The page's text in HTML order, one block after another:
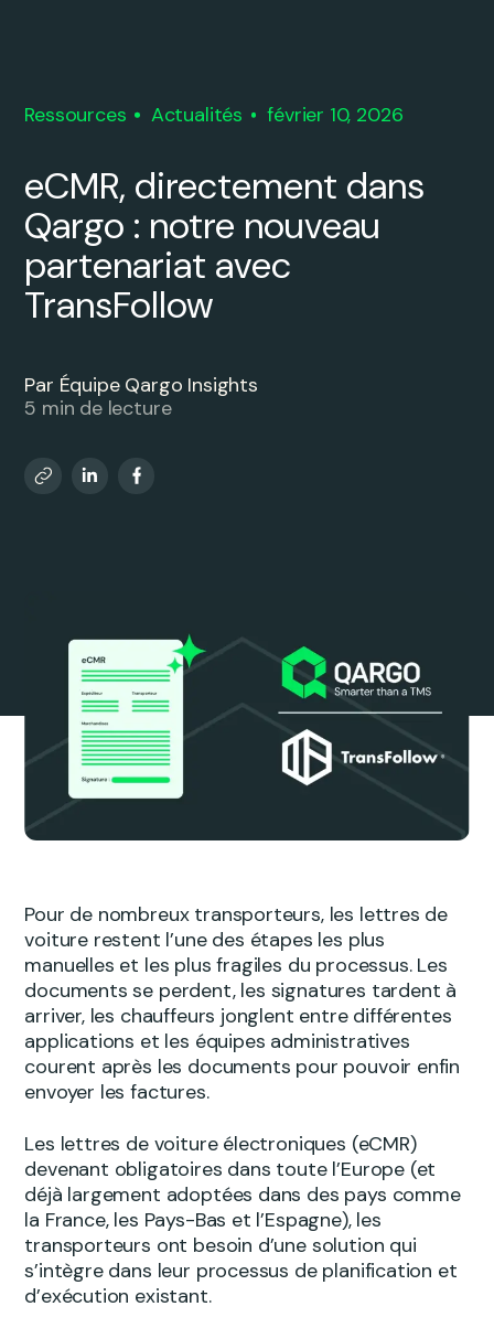
Ressources Actualités février 10, 2026
eCMR, directement dans
Qargo : notre nouveau
partenariat avec
TransFollow
Par Équipe Qargo Insights
5 min de lecture
Pour de nombreux transporteurs, les lettres de
voiture restent l’une des étapes les plus
manuelles et les plus fragiles du processus. Les
documents se perdent, les signatures tardent à
arriver, les chauffeurs jonglent entre différentes
applications et les équipes administratives
courent après les documents pour pouvoir enfin
envoyer les factures.
Les lettres de voiture électroniques (eCMR)
devenant obligatoires dans toute l’Europe (et
déjà largement adoptées dans des pays comme
la France, les Pays-Bas et l’Espagne), les
transporteurs ont besoin d’une solution qui
s’intègre dans leur processus de planification et
d’exécution existant.